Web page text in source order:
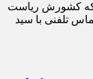
که کشورش ریاست
تلفنی با سید